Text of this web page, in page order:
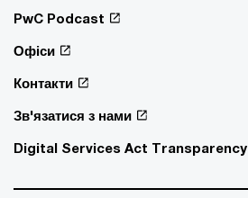
PwC Podcast
Офіси
Контакти
Зв'язатися з нами
Digital Services Act Transparency